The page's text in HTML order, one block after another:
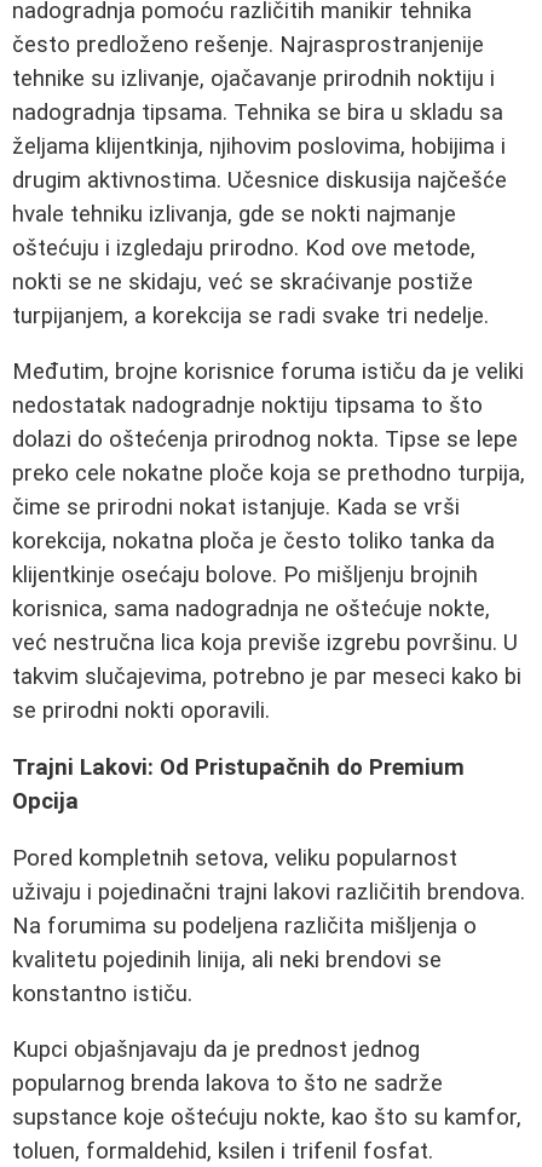
nadogradnja pomoću različitih manikir tehnika
često predloženo rešenje. Najrasprostranjenije
tehnike su izlivanje, ojačavanje prirodnih noktiju i
nadogradnja tipsama. Tehnika se bira u skladu sa
željama klijentkinja, njihovim poslovima, hobijima i
drugim aktivnostima. Učesnice diskusija najčešće
hvale tehniku izlivanja, gde se nokti najmanje
oštećuju i izgledaju prirodno. Kod ove metode,
nokti se ne skidaju, već se skraćivanje postiže
turpijanjem, a korekcija se radi svake tri nedelje.
Međutim, brojne korisnice foruma ističu da je veliki
nedostatak nadogradnje noktiju tipsama to što
dolazi do oštećenja prirodnog nokta. Tipse se lepe
preko cele nokatne ploče koja se prethodno turpija,
čime se prirodni nokat istanjuje. Kada se vrši
korekcija, nokatna ploča je često toliko tanka da
klijentkinje osećaju bolove. Po mišljenju brojnih
korisnica, sama nadogradnja ne oštećuje nokte,
već nestručna lica koja previše izgrebu površinu. U
takvim slučajevima, potrebno je par meseci kako bi
se prirodni nokti oporavili.
Trajni Lakovi: Od Pristupačnih do Premium
Opcija
Pored kompletnih setova, veliku popularnost
uživaju i pojedinačni trajni lakovi različitih brendova.
Na forumima su podeljena različita mišljenja o
kvalitetu pojedinih linija, ali neki brendovi se
konstantno ističu.
Kupci objašnjavaju da je prednost jednog
popularnog brenda lakova to što ne sadrže
supstance koje oštećuju nokte, kao što su kamfor,
toluen, formaldehid, ksilen i trifenil fosfat.